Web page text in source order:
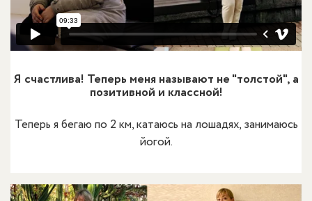
Я счастлива! Теперь меня называют не "толстой", а
позитивной и классной!
Теперь я бегаю по 2 км, катаюсь на лошадях, занимаюсь
йогой.